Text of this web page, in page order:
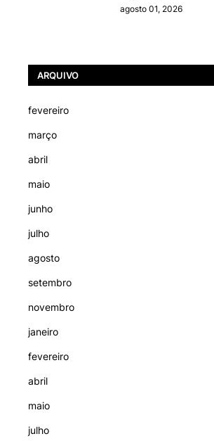
agosto 01, 2026
ARQUIVO
fevereiro
março
abril
maio
junho
julho
agosto
setembro
novembro
janeiro
fevereiro
abril
maio
julho